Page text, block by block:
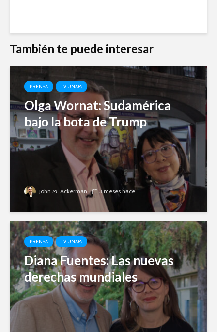
También te puede interesar
PRENSA TV UNAM
Olga Wornat: Sudamérica
bajo la bota de Trump
John M. Ackerman 3 meses hace
PRENSA TV UNAM
Diana Fuentes: Las nuevas
derechas mundiales